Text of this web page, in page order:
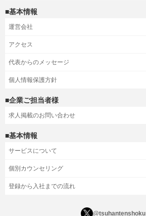
■基本情報
運営会社
アクセス
代表からのメッセージ
個人情報保護方針
■企業ご担当者様
求人掲載のお問い合わせ
■基本情報
サービスについて
個別カウンセリング
登録から入社までの流れ
@tsuhantenshoku